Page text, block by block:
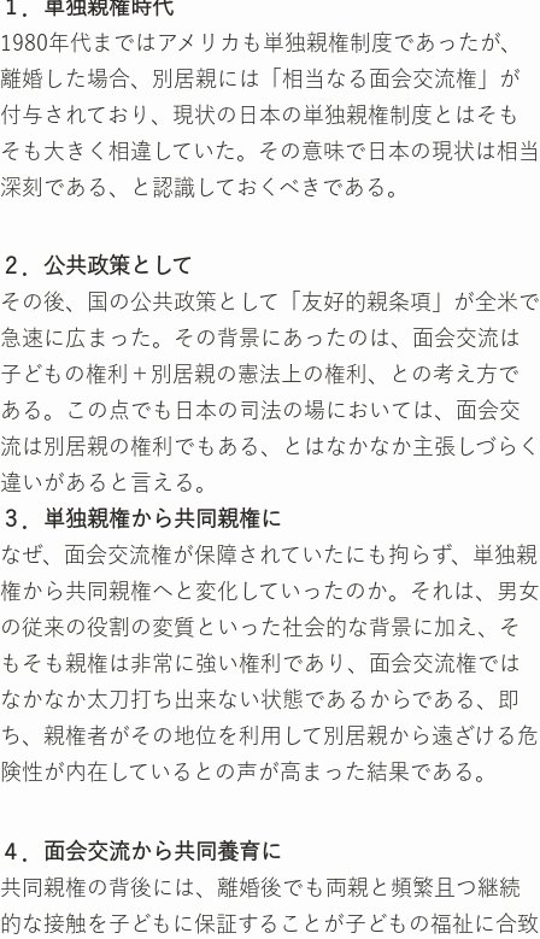
１．単独親権時代
1980年代まではアメリカも単独親権制度であったが、
離婚した場合、別居親には「相当なる面会交流権」が
付与されており、現状の日本の単独親権制度とはそも
そも大きく相違していた。その意味で日本の現状は相当
深刻である、と認識しておくべきである。
２．公共政策として
その後、国の公共政策として「友好的親条項」が全米で
急速に広まった。その背景にあったのは、面会交流は
子どもの権利＋別居親の憲法上の権利、との考え方で
ある。この点でも日本の司法の場においては、面会交
流は別居親の権利でもある、とはなかなか主張しづらく
違いがあると言える。
３．単独親権から共同親権に
なぜ、面会交流権が保障されていたにも拘らず、単独親
権から共同親権へと変化していったのか。それは、男女
の従来の役割の変質といった社会的な背景に加え、そ
もそも親権は非常に強い権利であり、面会交流権では
なかなか太刀打ち出来ない状態であるからである、即
ち、親権者がその地位を利用して別居親から遠ざける危
険性が内在しているとの声が高まった結果である。
４．面会交流から共同養育に
共同親権の背後には、離婚後でも両親と頻繁且つ継続
的な接触を子どもに保証することが子どもの福祉に合致